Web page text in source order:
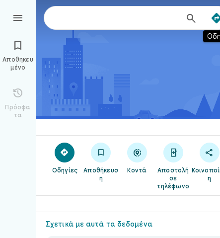



Αποθηκευ
μένο

Πρόσφα
τα

Οδηγίες

Αποθήκευσ
η

Κοντά

Αποστολή
σε
τηλέφωνο

η
Σχετικά με αυτά τα δεδομένα